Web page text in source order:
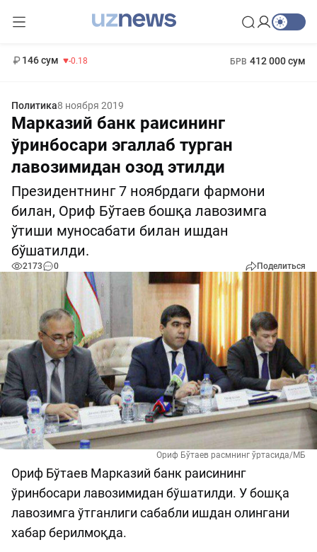
146 сум -0.18 БРВ 412 000 сум
Политика8 ноября 2019
Марказий банк раисининг
ўринбосари эгаллаб турган
лавозимидан озод этилди
Президентнинг 7 ноябрдаги фармони
билан, Ориф Бўтаев бошқа лавозимга
ўтиши муносабати билан ишдан
бўшатилди.
2173 0 Поделиться
Ориф Бўтаев расмнинг ўртасида/МБ
Ориф Бўтаев Марказий банк раисининг
ўринбосари лавозимидан бўшатилди. У бошқа
лавозимга ўтганлиги сабабли ишдан олингани
хабар берилмоқда.